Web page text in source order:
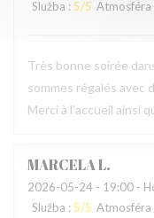
Služba :5/5 Atmosféra
Très bonne soirée
sommes régalés avec
Merci à l'accueil ainsi
MARCELAL
2026-05-24 - 19:00 -
Služba : 5/5 Atmosféra